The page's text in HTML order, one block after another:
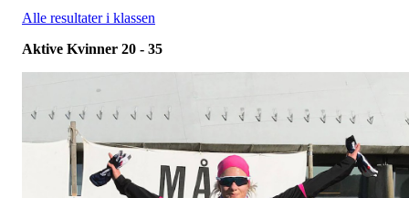
Alle resultater i klassen
Aktive Kvinner 20 - 35